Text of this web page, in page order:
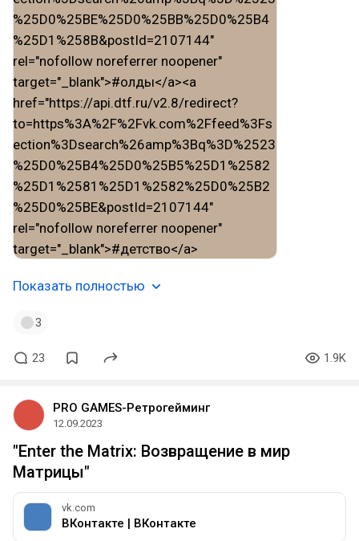
Показать полностью
3
23 1.9K
PRO GAMES-Ретрогейминг
12.09.2023
"Enter the Matrix: Возвращение в мир
Матрицы"
vk.com
ВКонтакте | ВКонтакте